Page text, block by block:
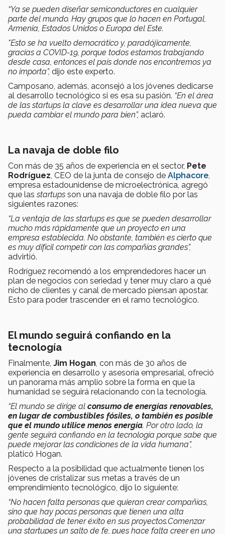
“Ya se pueden diseñar semiconductores en cualquier
parte del mundo. Hay grupos que lo hacen en Portugal,
Armenia, Estados Unidos o Europa del Este.
"Esto se ha vuelto democrático y, paradójicamente,
gracias a COVID-19, porque todos estamos trabajando
desde casa, entonces el país donde nos encontremos ya
no importa”, dijo este experto.
Camposano, además, aconsejó a los jóvenes dedicarse
al desarrollo tecnológico si es esa su pasión. “En el área
de las startups la clave es desarrollar una idea nueva que
pueda cambiar el mundo para bien”, aclaró.
La navaja de doble filo
Con más de 35 años de experiencia en el sector, Pete
Rodríguez, CEO de la junta de consejo de Alphacore,
empresa estadounidense de microelectrónica, agregó
que lasstartups son una navaja de doble filo por las
siguientes razones:
“La ventaja de las startups es que se pueden desarrollar
mucho más rápidamente que un proyecto en una
empresa establecida. No obstante, también es cierto que
es muy difícil competir con las compañías grandes”,
advirtió.
Rodríguez recomendó a los emprendedores hacer un
plan de negocios con seriedad y tener muy claro a qué
nicho de clientes y canal de mercado piensan apostar.
Esto para poder trascender en el ramo tecnológico.
El mundo seguirá confiando en la
tecnología
Finalmente, Jim Hogan, con más de 30 años de
experiencia en desarrollo y asesoría empresarial, ofreció
un panorama más amplio sobre la forma en que la
humanidad se seguirá relacionando con la tecnología.
“El mundo se dirige al consumo de energías renovables,
en lugar de combustibles fósiles, o también es posible
que el mundo utilice menos energía. Por otro lado, la
gente seguirá confiando en la tecnología porque sabe que
puede mejorar las condiciones de la vida humana”,
platicó Hogan.
Respecto a la posibilidad que actualmente tienen los
jóvenes de cristalizar sus metas a través de un
emprendimiento tecnológico, dijo lo siguiente:
“No hacen falta personas que quieran crear compañías,
sino que hay pocas personas que tienen una alta
probabilidad de tener éxito en sus proyectos.Comenzar
una startupes un salto de fe, pues hace falta creer en uno